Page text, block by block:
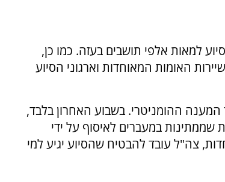
למאות אלפי תושבים בעזה. כמו כן,
האומות המאוחדות וארגוני הסיוע
ההומניטרי. בשבוע האחרון בלבד,
משאיות שממתינות במעברים לאיסוף על ידי
צה"ל עובד להבטיח שהסיוע יגיע למי